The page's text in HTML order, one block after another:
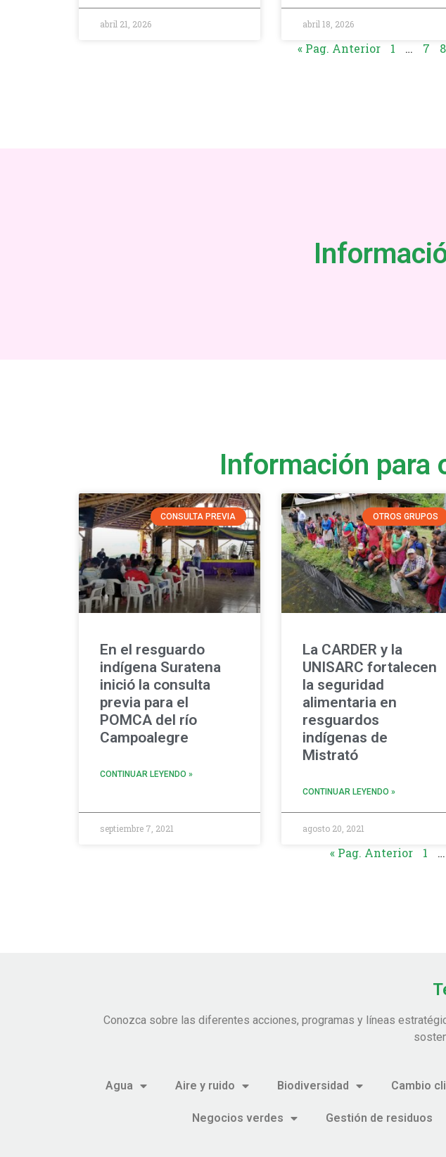
abril 21, 2026 abril 18, 2026
« Pag. Anterior 1 … 7 8
Información para
CONSULTA PREVIA
En el resguardo
indígena Suratena
inició la consulta
previa para el
POMCA del río
Campoalegre
CONTINUAR LEYENDO »
septiembre 7, 2021
OTROS GRUPOS
La CARDER y la
UNISARC fortalecen
la seguridad
alimentaria en
resguardos
indígenas de
Mistrató
CONTINUAR LEYENDO »
agosto 20, 2021
« Pag. Anterior 1 …
Conozca sobre las diferentes acciones, programas y líneas
Agua Aire y ruido Biodiversidad Cambio
Negocios verdes Gestión de residuos